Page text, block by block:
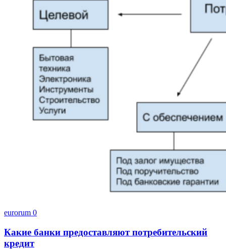
eurorum 0
Какие банки предоставляют потребительский
кредит